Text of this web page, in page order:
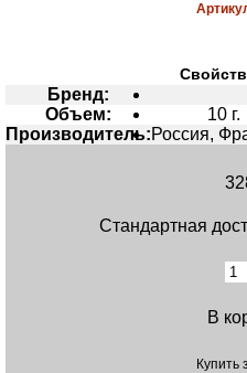
Бренд:
Объем:
10 г.
Производитель:Россия,
Стандартная
В
Купить